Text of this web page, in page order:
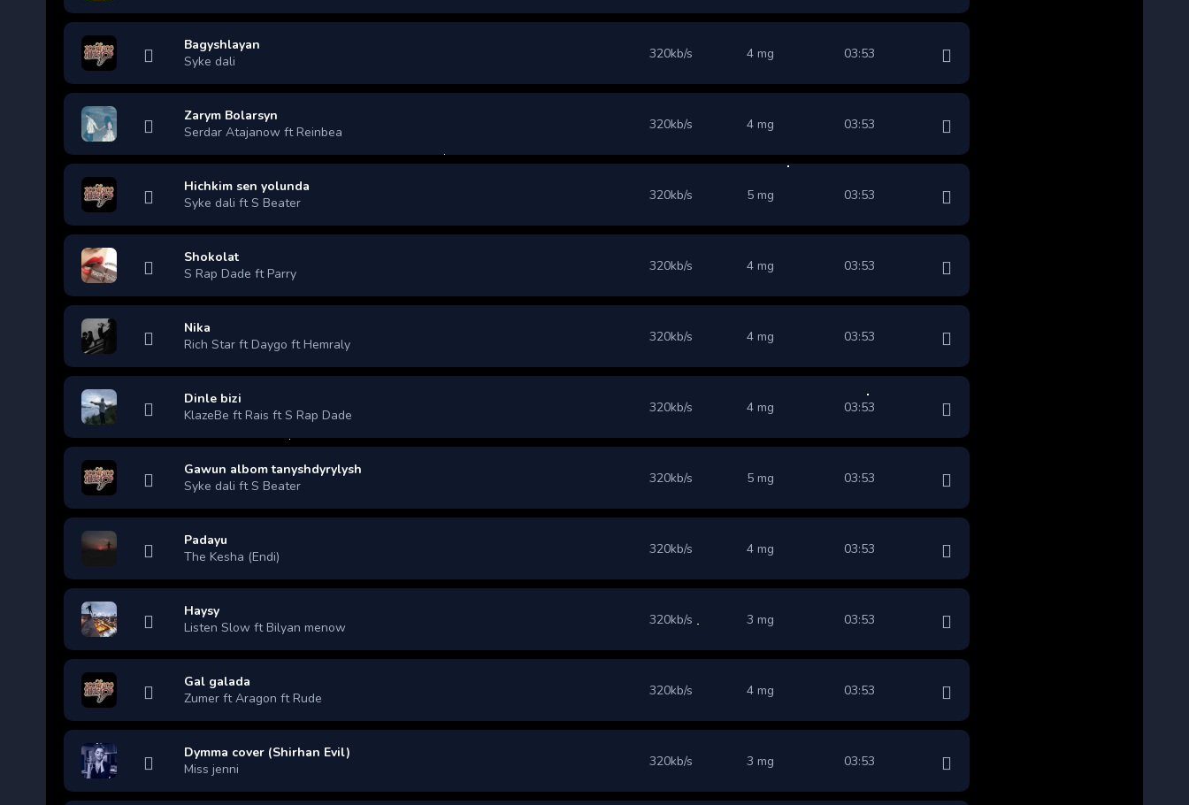
Bagyshlayan
Syke dali
320kb/s 4 mg 03:53
Zarym Bolarsyn
Serdar Atajanow ft Reinbea
320kb/s 4 mg 03:53
Hichkim sen yolunda
Syke dali ft S Beater
320kb/s 5 mg 03:53
Shokolat
S Rap Dade ft Parry
320kb/s 4 mg 03:53
Nika
Rich Star ft Daygo ft Hemraly
320kb/s 4 mg 03:53
Dinle bizi
KlazeBe ft Rais ft S Rap Dade
320kb/s 4 mg 03:53
Gawun albom tanyshdyrylysh
Syke dali ft S Beater
320kb/s 5 mg 03:53
Padayu
The Kesha (Endi)
320kb/s 4 mg 03:53
Haysy
Listen Slow ft Bilyan menow
320kb/s 3 mg 03:53
Gal galada
Zumer ft Aragon ft Rude
320kb/s 4 mg 03:53
Dymma cover (Shirhan Evil)
Miss jenni
320kb/s 3 mg 03:53